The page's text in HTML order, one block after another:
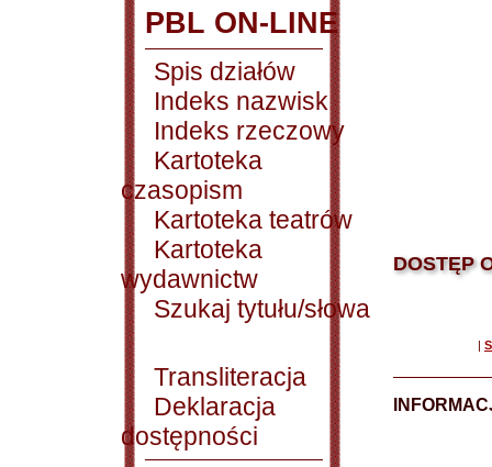
PBL ON-LINE
Spis działów
Indeks nazwisk
Indeks rzeczowy
Kartoteka
czasopism
Kartoteka teatrów
Kartoteka
wydawnictw
Szukaj tytułu/słowa
Transliteracja
Deklaracja
dostępności
DOSTĘP
|